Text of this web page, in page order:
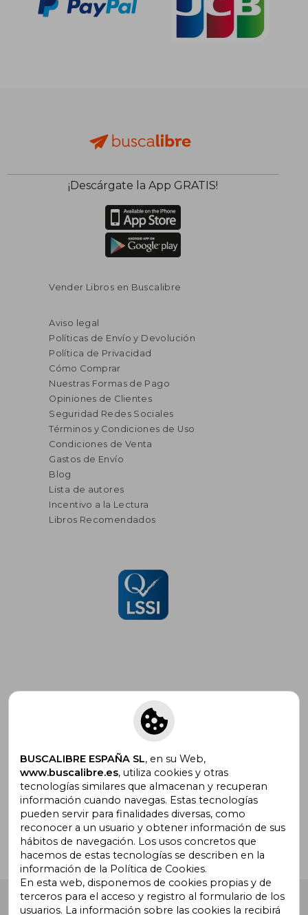
¡Descárgate la App GRATIS!
Vender Libros en Buscalibre
Aviso legal
Políticas de Envío y Devolución
Política de Privacidad
Cómo Comprar
Nuestras Formas de Pago
Opiniones de Clientes
Seguridad Redes Sociales
Términos y Condiciones de Uso
Condiciones de Venta
Gastos de Envío
Blog
Lista de autores
Incentivo a la Lectura
Libros Recomendados
Suscríbete para recibir ofertas y
promociones
¿Necesitas ayuda?
Ir a Centro de Soporte
Buscalibre España . Calle Energía, 65, Nave 3 (08940),
Cornellà de Llobregat, Barcelona. Derechos Reservados.
BUSCALIBRE ESPAÑA SL, en su Web,
www.buscalibre.es, utiliza cookies y otras
tecnologías similares que almacenan y recuperan
información cuando navegas. Estas tecnologías
pueden servir para finalidades diversas, como
reconocer a un usuario y obtener información de sus
hábitos de navegación. Los usos concretos que
hacemos de estas tecnologías se describen en la
información de la Política de Cookies.
En esta web, disponemos de cookies propias y de
terceros para el acceso y registro al formulario de los
usuarios. La información sobre las cookies la recibirá